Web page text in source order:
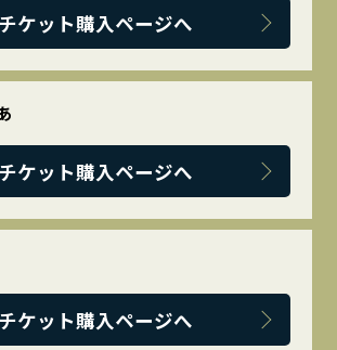
チケット購入ページへ
チケット購入ページへ
チケット購入ページへ